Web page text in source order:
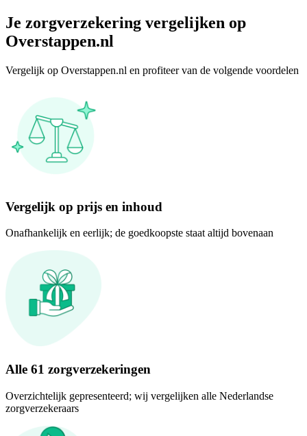
Je zorgverzekering vergelijken op
Overstappen.nl
Vergelijk op Overstappen.nl en profiteer van de volgende voordelen
Vergelijk op prijs en inhoud
Onafhankelijk en eerlijk; de goedkoopste staat altijd bovenaan
Alle 61 zorgverzekeringen
Overzichtelijk gepresenteerd; wij vergelijken alle Nederlandse
zorgverzekeraars